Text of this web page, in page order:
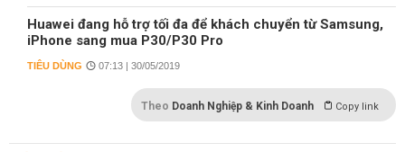
Huawei đang hỗ trợ tối đa để khách chuyển từ Samsung,
iPhone sang mua P30/P30 Pro
TIÊU DÙNG 07:13 | 30/05/2019
Theo Doanh Nghiệp & Kinh Doanh Copy link